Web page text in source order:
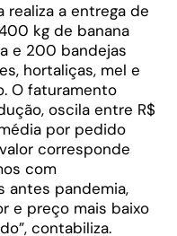
realiza a entrega de
kg de banana
e 200 bandejas
hortaliças, mel e
O faturamento
oscila entre R$
por pedido
corresponde
com
antes pandemia,
e preço mais baixo
contabiliza.